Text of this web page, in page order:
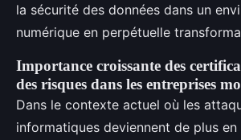
la sécurité des données dans un
numérique en perpétuelle
Importance croissante des
des risques dans les entreprises
Dans le contexte actuel où les
informatiques deviennent de plus